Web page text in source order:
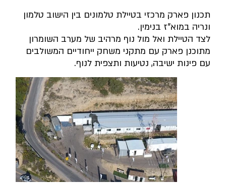
תכנון פארק מרכזי בטיילת טלמונים בין הישוב טלמון
ונריה במוא"ז בנימין.
לצד הטיילת ואל מול נוף מרהיב של מערב השומרון
מתוכנן פארק עם מתקני משחק ייחודיים המשולבים
עם פינות ישיבה, נטיעות ותצפית לנוף.